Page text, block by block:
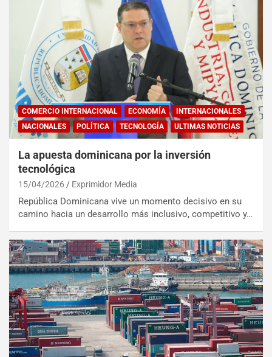
COMERCIO INTERNACIONAL ECONOMÍA
INTERNACIONALES
NACIONALES
POLÍTICA TECNOLOGÍA ULTIMAS NOTICIAS
La apuesta dominicana por la inversión
tecnológica
15/04/2026 Exprimidor Media
República Dominicana vive un momento decisivo en su
camino hacia un desarrollo más inclusivo, competitivo y…